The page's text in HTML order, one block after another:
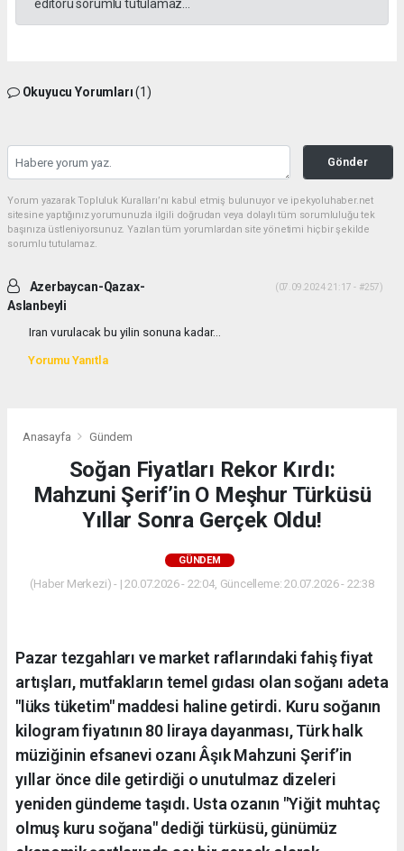
editörü sorumlu tutulamaz...
Okuyucu Yorumları(1)
Gönder
Yorum yazarak Topluluk Kuralları’nı kabul etmiş bulunuyor ve ipekyoluhaber.net
sitesine yaptığınız yorumunuzla ilgili doğrudan veya dolaylı tüm sorumluluğu tek
başınıza üstleniyorsunuz. Yazılan tüm yorumlardan site yönetimi hiçbir şekilde
sorumlu tutulamaz.
Azerbaycan-Qazax-
Aslanbeyli
(07.09.2024 21:17 - #257)
Iran vurulacak bu yilin sonuna kadar...
Yorumu Yanıtla
Anasayfa Gündem
Soğan Fiyatları Rekor Kırdı:
Mahzuni Şerif’in O Meşhur Türküsü
Yıllar Sonra Gerçek Oldu!
GÜNDEM
(Haber Merkezi) - | 20.07.2026 - 22:04, Güncelleme: 20.07.2026 - 22:38
Pazar tezgahları ve market raflarındaki fahiş fiyat
artışları, mutfakların temel gıdası olan soğanı adeta
"lüks tüketim" maddesi haline getirdi. Kuru soğanın
kilogram fiyatının 80 liraya dayanması, Türk halk
müziğinin efsanevi ozanı Âşık Mahzuni Şerif’in
yıllar önce dile getirdiği o unutulmaz dizeleri
yeniden gündeme taşıdı. Usta ozanın "Yiğit muhtaç
olmuş kuru soğana" dediği türküsü, günümüz